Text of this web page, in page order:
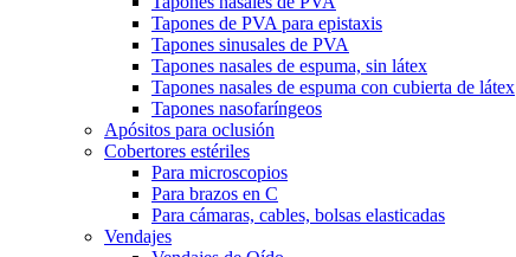
Tapones de PVA para epistaxis
Tapones sinusales de PVA
Tapones nasales de espuma, sin látex
Tapones nasales de espuma con cubierta de látex
Tapones nasofaríngeos
Apósitos para oclusión
Cobertores estériles
Para microscopios
Para brazos en C
Para cámaras, cables, bolsas elasticadas
Vendajes